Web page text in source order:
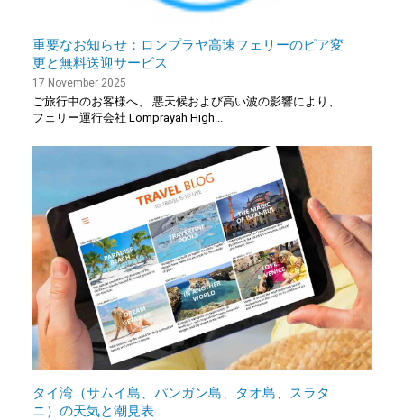
重要なお知らせ：ロンプラヤ高速フェリーのピア変
更と無料送迎サービス
17 November 2025
ご旅行中のお客様へ、 悪天候および高い波の影響により、
フェリー運行会社 Lomprayah High...
タイ湾（サムイ島、パンガン島、タオ島、スラタ
ニ）の天気と潮見表